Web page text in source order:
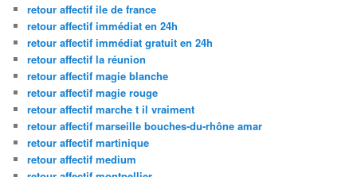
retour affectif ile de france
retour affectif immédiat en 24h
retour affectif immédiat gratuit en 24h
retour affectif la réunion
retour affectif magie blanche
retour affectif magie rouge
retour affectif marche t il vraiment
retour affectif marseille bouches-du-rhône amar
retour affectif martinique
retour affectif medium